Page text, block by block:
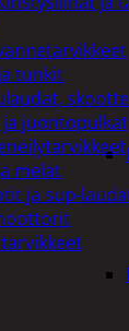
tunkit
juontopulkat
melat
ja sup-